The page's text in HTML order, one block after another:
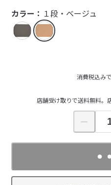
カラー： １段・ベージュ
消費税込みで
店舗受け取りで送料無料。